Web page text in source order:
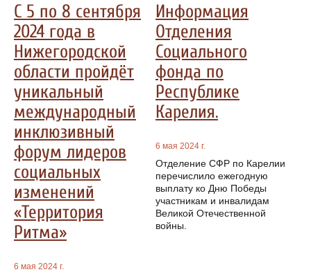
С 5 по 8 сентября
2024 года в
Нижегородской
области пройдёт
уникальный
международный
инклюзивный
форум лидеров
социальных
изменений
«Территория
Ритма»
6 мая 2024 г.
Информация
Отделения
Социального
фонда по
Республике
Карелия.
6 мая 2024 г.
Отделение СФР по Карелии
перечислило ежегодную
выплату ко Дню Победы
участникам и инвалидам
Великой Отечественной
войны.